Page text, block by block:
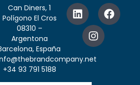
Can Diners, 1
Polígono El Cros
08310 –
Argentona
España
+34 93 791 5188